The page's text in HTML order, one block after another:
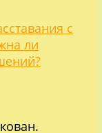
с
ли